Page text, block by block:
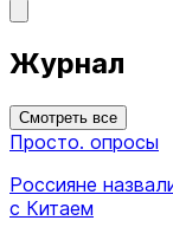
Журнал
Смотреть все
Просто. опросы
Россияне
с Китаем